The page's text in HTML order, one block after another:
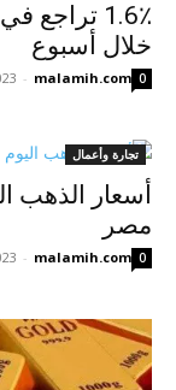
1.6٪
خلال أسبوع
malamih.com
- 0
تجارة وأعمال
مصر
malamih.com
- 0